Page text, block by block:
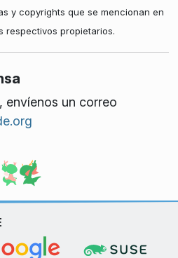
y copyrights que se mencionan en
respectivos propietarios.
envíenos un correo